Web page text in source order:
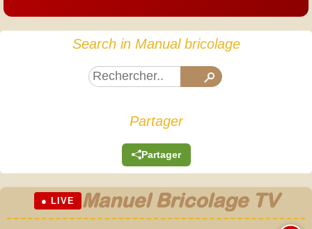
Search in Manual bricolage
Partager
Partager
● LIVE Manuel Bricolage TV